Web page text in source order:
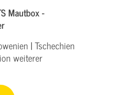
Mautbox -
| Tschechien
weiterer